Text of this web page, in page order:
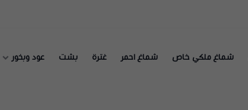
شماغ ملكي خاص شماغ احمر غترة بشت عود وبخور